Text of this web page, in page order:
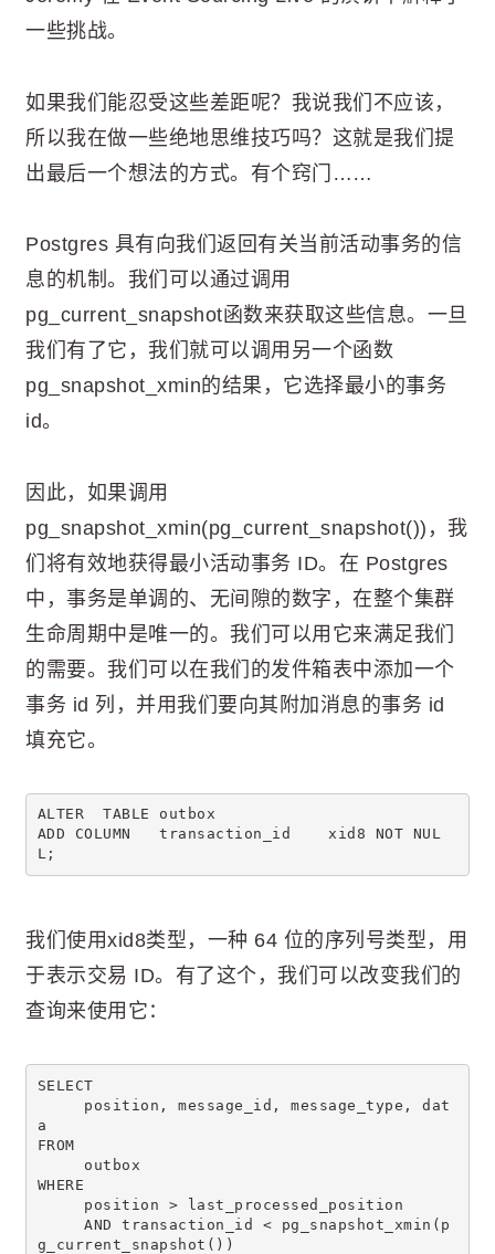
一些挑战。
如果我们能忍受这些差距呢？我说我们不应该，
所以我在做一些绝地思维技巧吗？这就是我们提
出最后一个想法的方式。有个窍门……
Postgres 具有向我们返回有关当前活动事务的信
息的机制。我们可以通过调用
pg_current_snapshot函数来获取这些信息。一旦
我们有了它，我们就可以调用另一个函数
pg_snapshot_xmin的结果，它选择最小的事务
id。
因此，如果调用
pg_snapshot_xmin(pg_current_snapshot())，我
们将有效地获得最小活动事务 ID。在 Postgres
中，事务是单调的、无间隙的数字，在整个集群
生命周期中是唯一的。我们可以用它来满足我们
的需要。我们可以在我们的发件箱表中添加一个
事务 id 列，并用我们要向其附加消息的事务 id
填充它。
ALTER  TABLE outbox
ADD COLUMN   transaction_id    xid8 NOT NUL
L;
我们使用xid8类型，一种 64 位的序列号类型，用
于表示交易 ID。有了这个，我们可以改变我们的
查询来使用它：
SELECT
position, message_id, message_type, dat
a
FROM
outbox
WHERE
position > last_processed_position
AND transaction_id < pg_snapshot_xmin(p
g_current_snapshot())